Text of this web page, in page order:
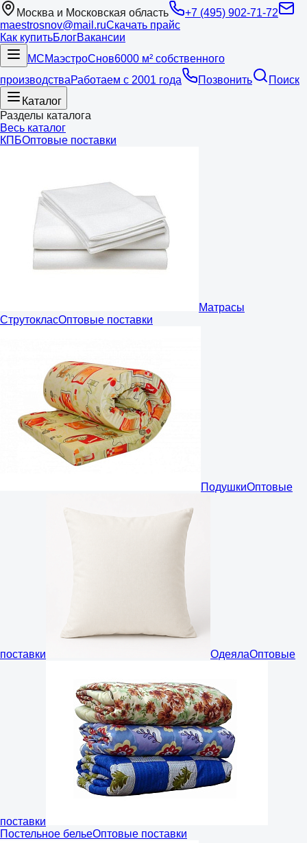
Москва и Московская область
+7 (495) 902-71-72
maestrosnov@mail.ruСкачать прайс
Как купитьБлогВакансии
МСМаэстроСнов6000 м² собственного
производстваРаботаем с 2001 года Позвонить
Поиск
Каталог
Разделы каталога
Весь каталог
КПБОптовые поставки
Матрасы
СтрутокласОптовые поставки
ПодушкиОптовые
поставки ОдеялаОптовые
поставки
Постельное бельеОптовые поставки